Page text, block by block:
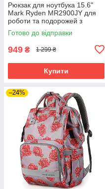
Рюкзак для ноутбука 15.6"
Mark Ryden MR2900JY для
роботи та подорожей з
захистом від води (Чорний)
Готово до відправки
949 ₴ 1 299 ₴
Купити
–24%